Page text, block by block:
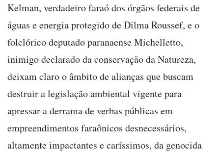
Kelman, verdadeiro faraó dos órgãos federais de
águas e energia protegido de Dilma Roussef, e o
folclórico deputado paranaense Michelletto,
inimigo declarado da conservação da Natureza,
deixam claro o âmbito de alianças que buscam
destruir a legislação ambiental vigente para
apressar a derrama de verbas públicas em
empreendimentos faraônicos desnecessários,
altamente impactantes e caríssimos, da genocida